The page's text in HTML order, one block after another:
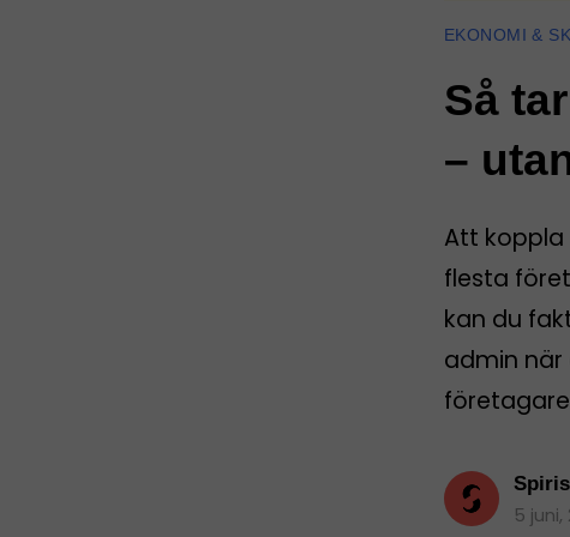
EKONOMI &
Så
–
Att
flesta
kan du
admin när
Spiris
5 juni,